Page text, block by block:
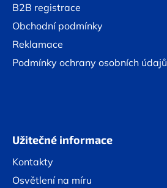
B2B registrace
Obchodní podmínky
Reklamace
Podmínky ochrany osobních údajů
Užitečné informace
Kontakty
Osvětlení na míru